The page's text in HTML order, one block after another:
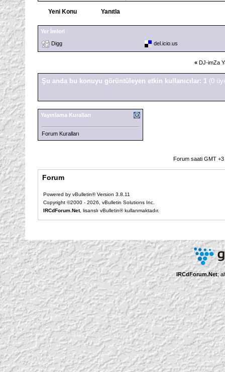
Yeni Konu Yanıtla
Yer İmleri
Digg
del.icio.us
« DJ-imZa
Şu anda bu konuyu görüntüleyen etkin kullanıcılar: 1 (0
Yayınlama Kuralları
Forum Kuralları
Forum saati GMT
Forum
Powered by vBulletin® Version 3.8.11
Copyright ©2000 - 2026, vBulletin Solutions Inc.
IRCdForum.Net, lisanslı vBulletin® kullanmaktadır.
IRCdForum.Net;